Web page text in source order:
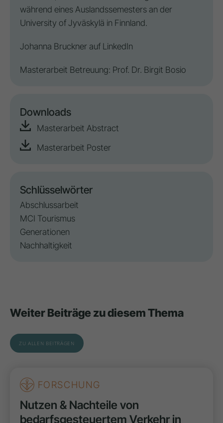
während eines Auslandssemesters an der
University of Jyväskylä in Finnland.
Johanna Bruckner auf LinkedIn
Masterarbeit Betreuung: Prof. Dr. Birgit Bosio
Downloads
Masterarbeit Abstract
Masterarbeit Poster
Schlüsselwörter
Abschlussarbeit
MCI Tourismus
Generationen
Nachhaltigkeit
Weiter Beiträge zu diesem Thema
ZU ALLEN BEITRÄGEN
FORSCHUNG
Nutzen & Nachteile von
bedarfsgesteuertem Verkehr in